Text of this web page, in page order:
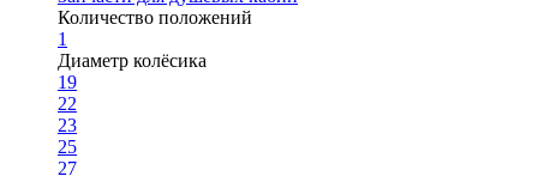
Количество положений
1
Диаметр колёсика
19
22
23
25
27